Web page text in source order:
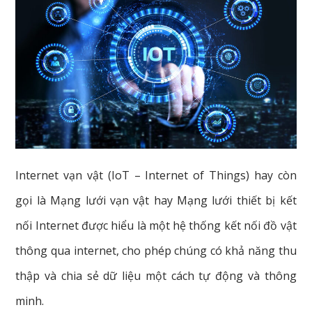
Internet vạn vật (IoT – Internet of Things) hay còn
gọi là Mạng lưới vạn vật hay Mạng lưới thiết bị kết
nối Internet được hiểu là một hệ thống kết nối đồ vật
thông qua internet, cho phép chúng có khả năng thu
thập và chia sẻ dữ liệu một cách tự động và thông
minh.